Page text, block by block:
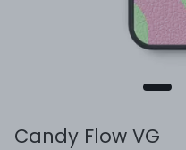
Candy Flow VG